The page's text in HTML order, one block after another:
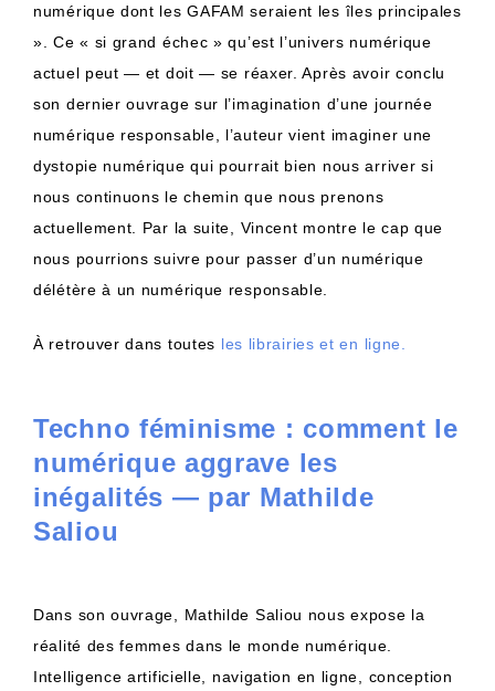
numérique dont les GAFAM seraient les îles principales
». Ce « si grand échec » qu’est l’univers numérique
actuel peut — et doit — se réaxer. Après avoir conclu
son dernier ouvrage sur l’imagination d’une journée
numérique responsable, l’auteur vient imaginer une
dystopie numérique qui pourrait bien nous arriver si
nous continuons le chemin que nous prenons
actuellement. Par la suite, Vincent montre le cap que
nous pourrions suivre pour passer d’un numérique
délétère à un numérique responsable.
À retrouver dans toutes les librairies et en ligne.
Techno féminisme : comment le
numérique aggrave les
inégalités — par Mathilde
Saliou
Dans son ouvrage, Mathilde Saliou nous expose la
réalité des femmes dans le monde numérique.
Intelligence artificielle, navigation en ligne, conception